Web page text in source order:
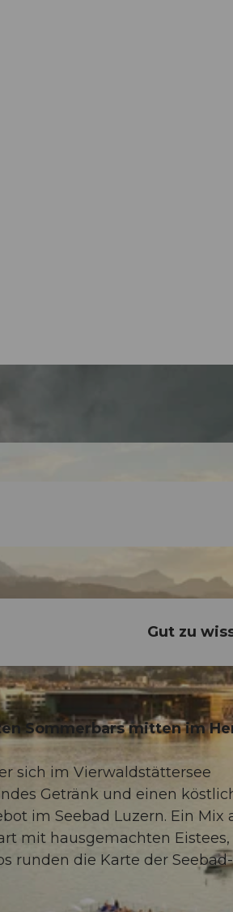
Gut zu
Sommerbars mitten im
sich im Vierwaldstättersee
Getränk und einen
im Seebad Luzern. Ein Mix
mit hausgemachten Eistees,
runden die Karte der Seebad-